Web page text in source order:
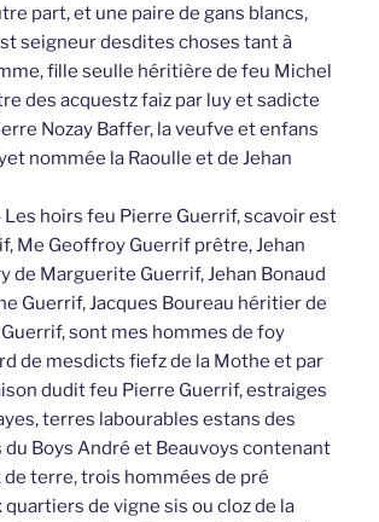
part, et une paire de gans blancs,
seigneur desdites choses tant à
fille seulle héritière de feu Michel
des acquestz faiz par luy et sadicte
Nozay Baffer, la veufve et enfans
nommée la Raoulle et de Jehan
hoirs feu Pierre Guerrif, scavoir est
Me Geoffroy Guerrif prêtre, Jehan
de Marguerite Guerrif, Jehan Bonaud
Guerrif, Jacques Boureau héritier de
sont mes hommes de foy
de mesdicts fiefz de la Mothe et par
dudit feu Pierre Guerrif, estraiges
terres labourables estans des
Boys André et Beauvoys contenant
terre, trois hommées de pré
de vigne sis ou cloz de la